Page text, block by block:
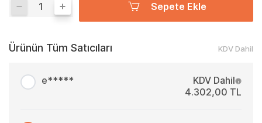
Sepete Ekle
Ürünün Tüm Satıcıları KDV Dahil
e*****
KDV Dahil
4.302,00 TL